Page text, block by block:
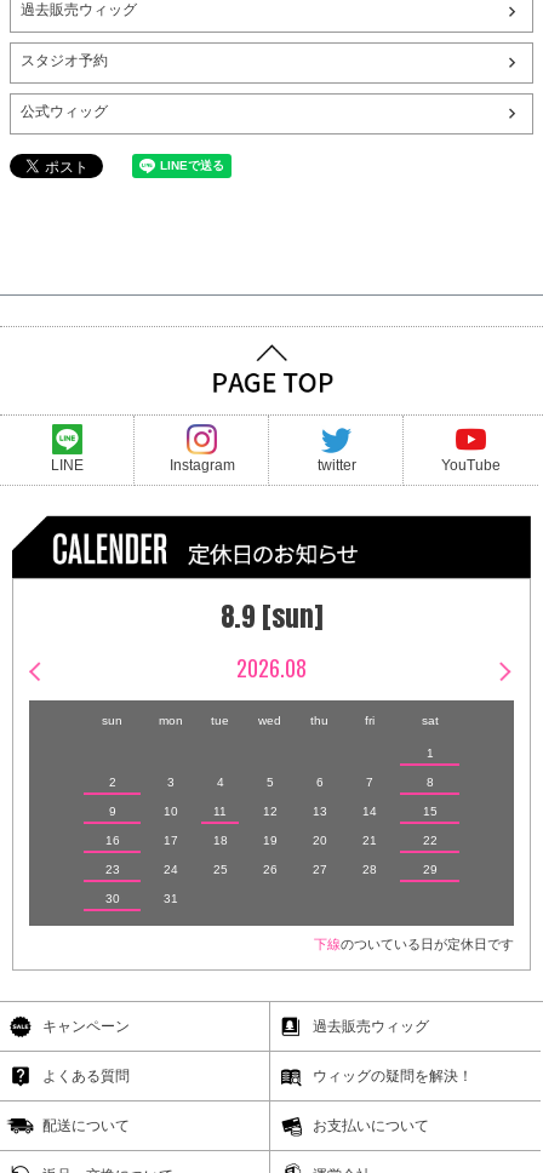
過去販売ウィッグ
スタジオ予約
公式ウィッグ
LINE Instagram twitter YouTube
8.9 [sun]
2026.08
sun mon tue wed thu fri sat
1
2 3 4 5 6 7 8
9 10 11 12 13 14 15
16 17 18 19 20 21 22
23 24 25 26 27 28 29
30 31
下線のついている日が定休日です
キャンペーン 過去販売ウィッグ
よくある質問 ウィッグの疑問を解決！
配送について お支払いについて